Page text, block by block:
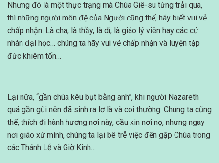
Nhưng đó là một thực trạng mà Chúa Giê-su từng trải qua,
thì những người môn đệ của Người cũng thế, hãy biết vui vẻ
chấp nhận. Là cha, là thầy, là dì, là giáo lý viên hay các cử
nhân đại học… chúng ta hãy vui vẻ chấp nhận và luyện tập
đức khiêm tốn…
Lại nữa, “gần chùa kêu bụt bằng anh”, khi người Nazareth
quá gần gũi nên đã sinh ra lơ là và coi thường. Chúng ta cũng
thế, thích đi hành hương nơi này, cầu xin nơi nọ, nhưng ngay
nơi giáo xứ mình, chúng ta lại bê trễ việc đến gặp Chúa trong
các Thánh Lễ và Giờ Kinh…